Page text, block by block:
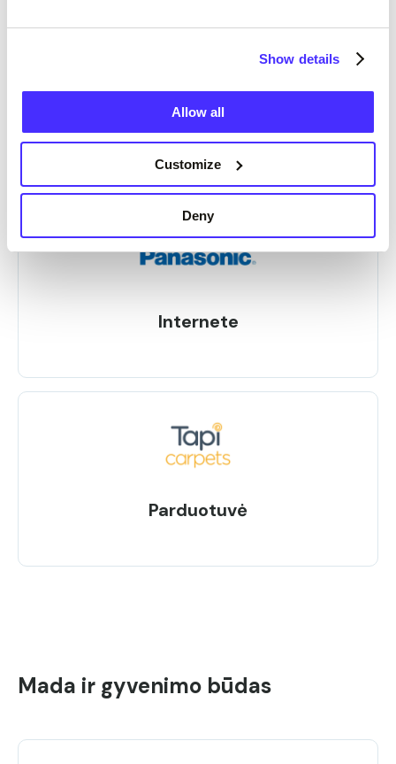
Show details
Allow all
Customize
Deny
Internetu ir parduotuvėse
Internete
Parduotuvė
Mada ir gyvenimo būdas